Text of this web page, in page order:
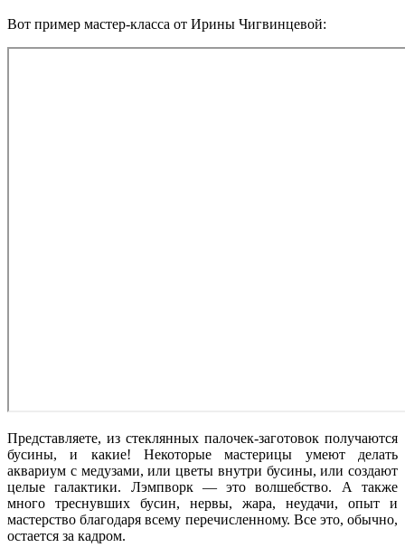
Вот пример мастер-класса от Ирины Чигвинцевой:
Представляете, из стеклянных палочек-заготовок получаются
бусины, и какие! Некоторые мастерицы умеют делать
аквариум с медузами, или цветы внутри бусины, или создают
целые галактики. Лэмпворк — это волшебство. А также
много треснувших бусин, нервы, жара, неудачи, опыт и
мастерство благодаря всему перечисленному. Все это, обычно,
остается за кадром.